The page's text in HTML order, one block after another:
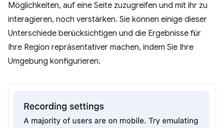
Möglichkeiten, auf eine Seite zuzugreifen und mit ihr zu
interagieren, noch verstärken. Sie können einige dieser
Unterschiede berücksichtigen und die Ergebnisse für
Ihre Region repräsentativer machen, indem Sie Ihre
Umgebung konfigurieren.